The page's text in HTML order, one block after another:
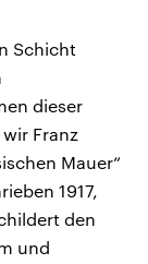
Schicht
dieser
Franz
Mauer“
1917,
den
und